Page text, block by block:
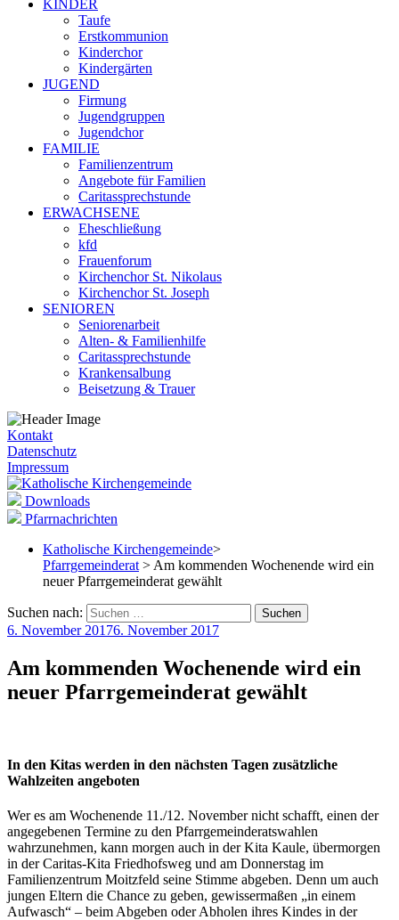
KINDER
Taufe
Erstkommunion
Kinderchor
Kindergärten
JUGEND
Firmung
Jugendgruppen
Jugendchor
FAMILIE
Familienzentrum
Angebote für Familien
Caritassprechstunde
ERWACHSENE
Eheschließung
kfd
Frauenforum
Kirchenchor St. Nikolaus
Kirchenchor St. Joseph
SENIOREN
Seniorenarbeit
Alten- & Familienhilfe
Caritassprechstunde
Krankensalbung
Beisetzung & Trauer
Kontakt
Datenschutz
Impressum
Downloads
Pfarrnachrichten
Katholische Kirchengemeinde>
Pfarrgemeinderat > Am kommenden Wochenende wird ein
neuer Pfarrgemeinderat gewählt
Suchen nach:
6. November 20176. November 2017
Am kommenden Wochenende wird ein
neuer Pfarrgemeinderat gewählt
In den Kitas werden in den nächsten Tagen zusätzliche
Wahlzeiten angeboten
Wer es am Wochenende 11./12. November nicht schafft, einen der
angegebenen Termine zu den Pfarrgemeinderatswahlen
wahrzunehmen, kann morgen auch in der Kita Kaule, übermorgen
in der Caritas-Kita Friedhofsweg und am Donnerstag im
Familienzentrum Moitzfeld seine Stimme abgeben. Denn um auch
jungen Eltern die Chance zu geben, gewissermaßen „in einem
Aufwasch“ – beim Abgeben oder Abholen ihres Kindes in der